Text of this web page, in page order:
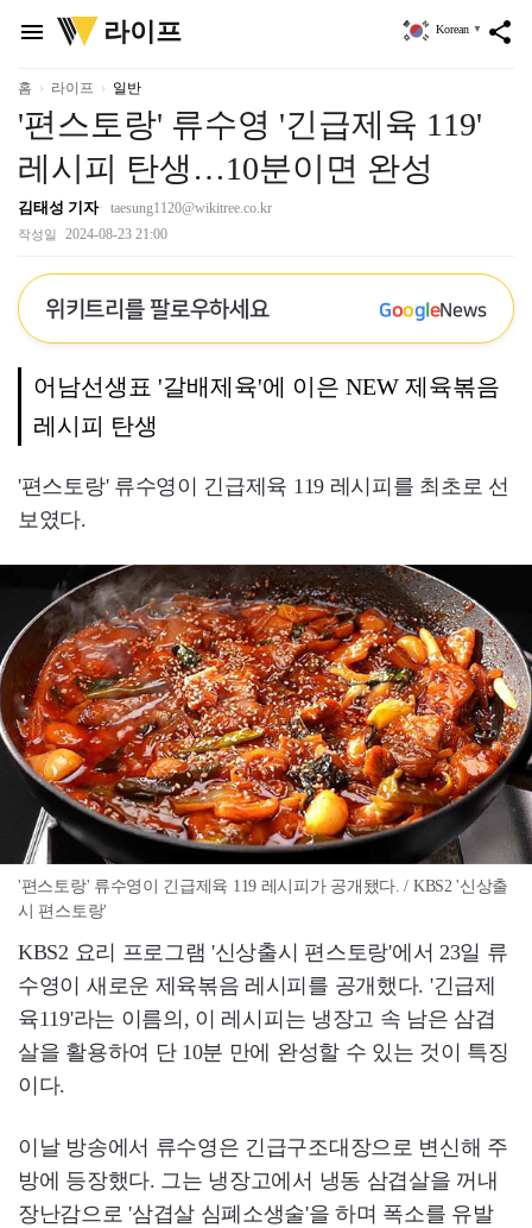
menu
위
키
리
라이프 share
Korean ▼
홈 라이프 일반
'편스토랑' 류수영 '긴급제육 119'
레시피 탄생…10분이면 완성
김태성 기자 taesung1120@wikitree.co.kr
작성일 2024-08-23 21:00
위키트리를 팔로우하세요 GoogleNews
어남선생표 '갈배제육'에 이은 NEW 제육볶음
레시피 탄생
'편스토랑' 류수영이 긴급제육 119 레시피를 최초로 선
보였다.
'편스토랑' 류수영이 긴급제육 119 레시피가 공개됐다. / KBS2 '신상출
시 편스토랑'
KBS2 요리 프로그램 '신상출시 편스토랑'에서 23일 류
수영이 새로운 제육볶음 레시피를 공개했다. '긴급제
육119'라는 이름의, 이 레시피는 냉장고 속 남은 삼겹
살을 활용하여 단 10분 만에 완성할 수 있는 것이 특징
이다.
이날 방송에서 류수영은 긴급구조대장으로 변신해 주
방에 등장했다. 그는 냉장고에서 냉동 삼겹살을 꺼내
장난감으로 '삼겹살 심폐소생술'을 하며 폭소를 유발